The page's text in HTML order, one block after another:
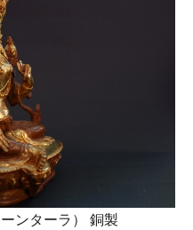
ンターラ） 銅製